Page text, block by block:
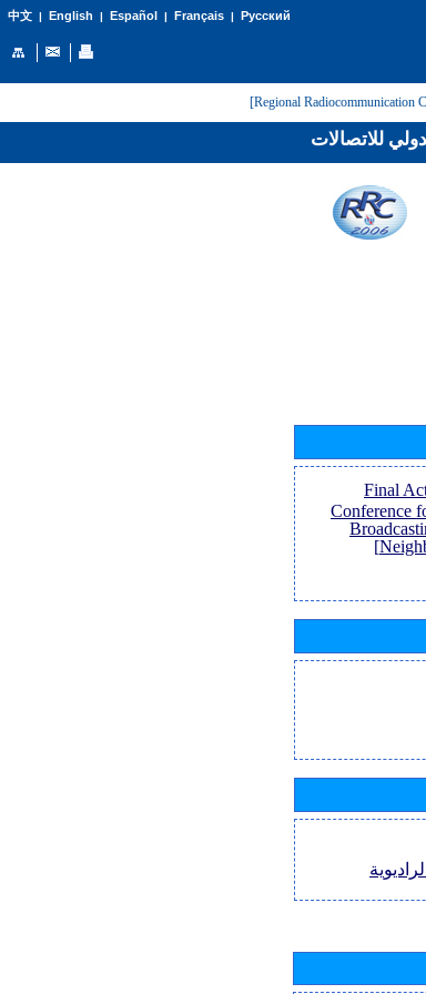
中文| English | Español | Français| Русский
[Final
Conference
للاتصالات